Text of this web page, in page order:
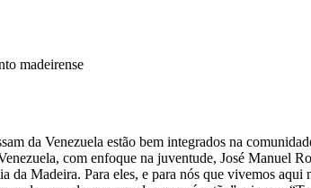
madeirense
da Venezuela estão bem integrados na
com enfoque na juventude, José Manuel
Madeira. Para eles, e para nós que vivemos aqui